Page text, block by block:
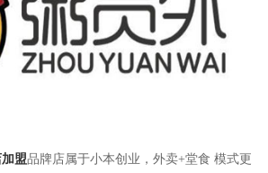
盟品牌店属于小本创业，外卖+堂食 模式更